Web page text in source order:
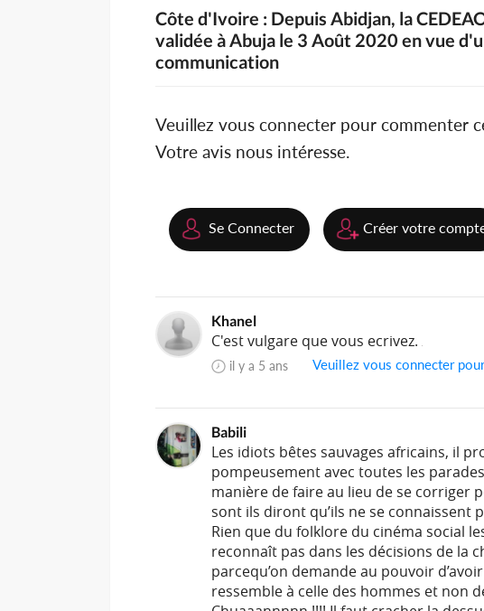
Côte d'Ivoire : Depuis Abidjan, la
validée à Abuja le 3 Août 2020 en vue
communication
Veuillez vous connecter pour commenter
Votre avis nous intéresse.
Se Connecter Créer votre
Khanel
C'est vulgare que vous ecrivez.
il y a 5 ans Veuillez vous connecter
Babili
Les idiots bêtes sauvages africains, il
pompeusement avec toutes les
manière de faire au lieu de se corriger
sont ils diront qu’ils ne se connaissent
Rien que du folklore du cinéma social
reconnaît pas dans les décisions de la
parcequ’on demande au pouvoir
ressemble à celle des hommes et non